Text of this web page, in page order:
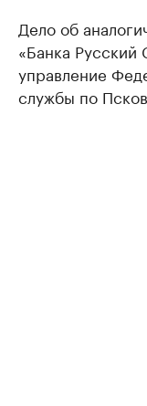
Дело об
«Банка Русский
управление
службы по